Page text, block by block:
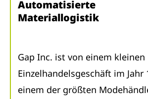
Automatisierte
Materiallogistik
Gap Inc. ist von einem kleinen
Einzelhandelsgeschäft im Jahr
einem der größten